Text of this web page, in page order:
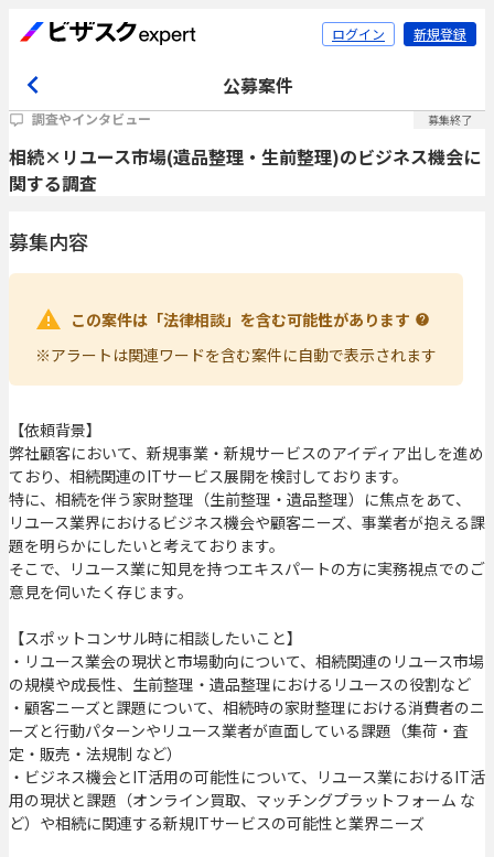
ログイン 新規登録
公募案件
調査やインタビュー 募集終了
相続×リユース市場(遺品整理・生前整理)のビジネス機会に
関する調査
募集内容
この案件は「法律相談」を含む可能性があります
※アラートは関連ワードを含む案件に自動で表示されます
【依頼背景】
弊社顧客において、新規事業・新規サービスのアイディア出しを進め
ており、相続関連のITサービス展開を検討しております。
特に、相続を伴う家財整理（生前整理・遺品整理）に焦点をあて、
リユース業界におけるビジネス機会や顧客ニーズ、事業者が抱える課
題を明らかにしたいと考えております。
そこで、リユース業に知見を持つエキスパートの方に実務視点でのご
意見を伺いたく存じます。
【スポットコンサル時に相談したいこと】
・リユース業会の現状と市場動向について、相続関連のリユース市場
の規模や成長性、生前整理・遺品整理におけるリユースの役割など
・顧客ニーズと課題について、相続時の家財整理における消費者のニ
ーズと行動パターンやリユース業者が直面している課題（集荷・査
定・販売・法規制 など）
・ビジネス機会とIT活用の可能性について、リユース業におけるIT活
用の現状と課題（オンライン買取、マッチングプラットフォーム な
ど）や相続に関連する新規ITサービスの可能性と業界ニーズ